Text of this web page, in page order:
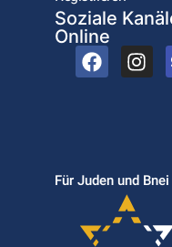
Soziale
Online
Für Juden und